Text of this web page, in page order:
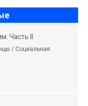
Часть II
/ Социальная